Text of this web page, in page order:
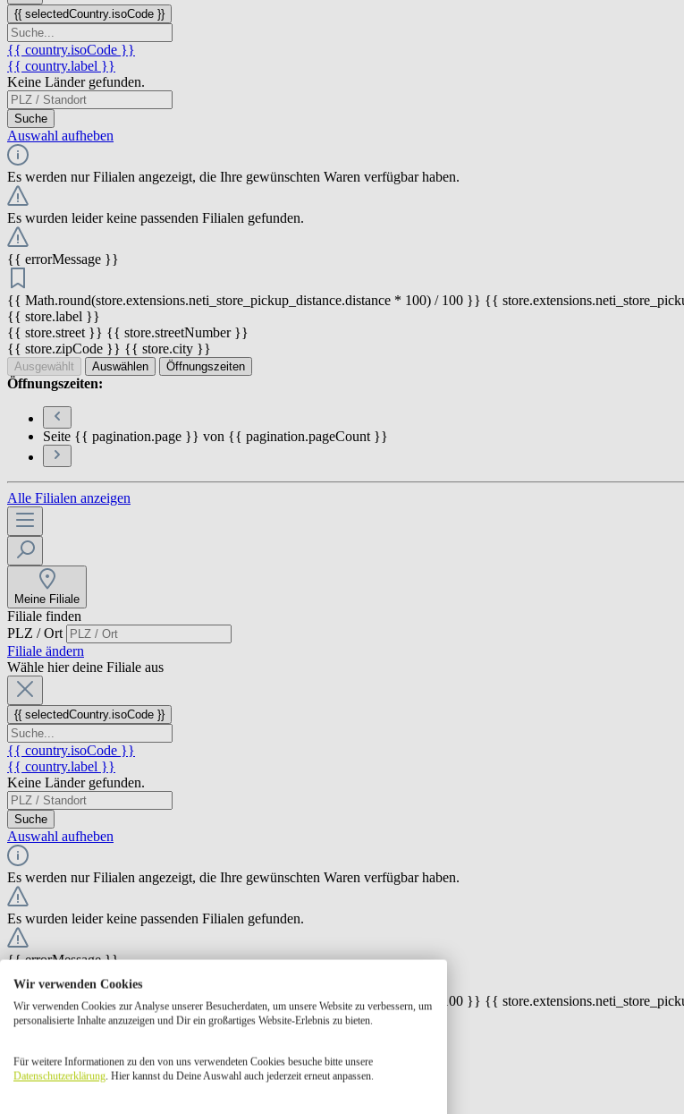
{{ selectedCountry.isoCode }}
{{ country.isoCode }}
{{ country.label }}
Keine Länder gefunden.
Suche
Auswahl aufheben
Es werden nur Filialen angezeigt, die Ihre gewünschten Waren verfügbar haben.
Es wurden leider keine passenden Filialen gefunden.
{{ errorMessage }}
{{ Math.round(store.extensions.neti_store_pickup_distance.distance * 100) / 100 }} {{
{{ store.label }}
{{ store.street }} {{ store.streetNumber }}
{{ store.zipCode }} {{ store.city }}
Ausgewählt Auswählen Öffnungszeiten
Öffnungszeiten:
Seite {{ pagination.page }} von {{ pagination.pageCount }}
Alle Filialen anzeigen
Meine Filiale
Filiale finden
PLZ / Ort
Filiale ändern
Wähle hier deine Filiale aus
{{ selectedCountry.isoCode }}
{{ country.isoCode }}
{{ country.label }}
Keine Länder gefunden.
Suche
Auswahl aufheben
Es werden nur Filialen angezeigt, die Ihre gewünschten Waren verfügbar haben.
Es wurden leider keine passenden Filialen gefunden.
{{ errorMessage }}
{{ Math.round(store.extensions.neti_store_pickup_distance.distance * 100) / 100 }} {{
{{ store.label }}
Ausgewählt Auswählen Öffnungszeiten
Öffnungszeiten:
Wir verwenden Cookies
Wir verwenden Cookies zur Analyse unserer Besucherdaten, um unsere Website zu verbessern, um
personalisierte Inhalte anzuzeigen und Dir ein großartiges Website-Erlebnis zu bieten.
Für weitere Informationen zu den von uns verwendeten Cookies besuche bitte unsere
Datenschutzerklärung. Hier kannst du Deine Auswahl auch jederzeit erneut anpassen.